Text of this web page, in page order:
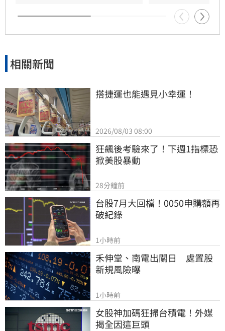
相關新聞
搭捷運也能遇見小幸運！
2026/08/03 08:00
狂飆後考驗來了！下週1指標恐
掀美股暴動
28分鐘前
台股7月大回檔！0050申購額再
破紀錄
1小時前
禾伸堂、南電出關日　處置股
新規風險曝
1小時前
女股神加碼狂掃台積電！外媒
揭全因這巨頭